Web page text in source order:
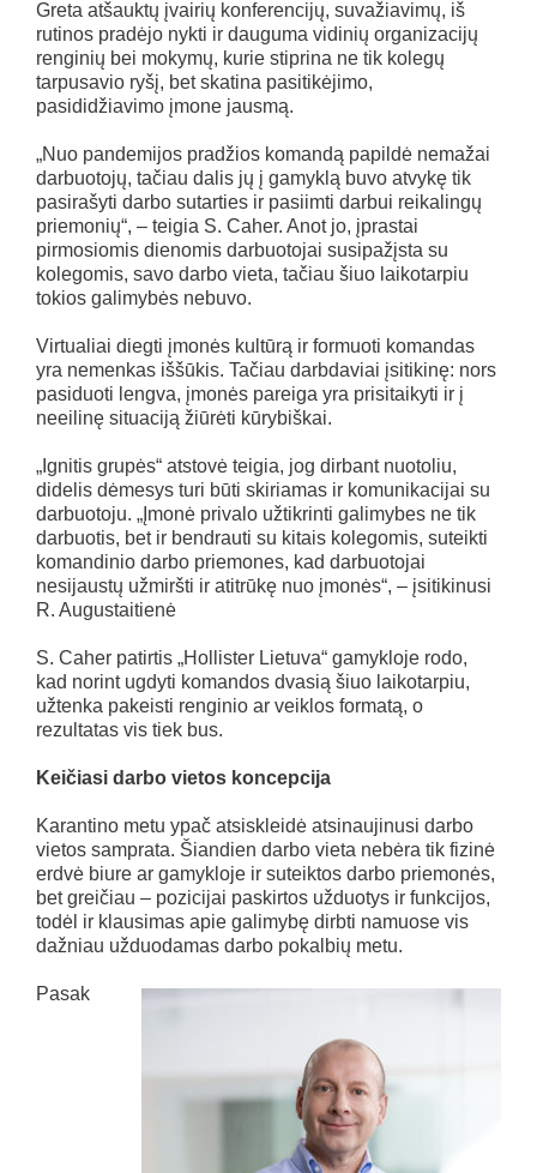
Greta atšauktų įvairių konferencijų, suvažiavimų, iš
rutinos pradėjo nykti ir dauguma vidinių organizacijų
renginių bei mokymų, kurie stiprina ne tik kolegų
tarpusavio ryšį, bet skatina pasitikėjimo,
pasididžiavimo įmone jausmą.
„Nuo pandemijos pradžios komandą papildė nemažai
darbuotojų, tačiau dalis jų į gamyklą buvo atvykę tik
pasirašyti darbo sutarties ir pasiimti darbui reikalingų
priemonių“, – teigia S. Caher. Anot jo, įprastai
pirmosiomis dienomis darbuotojai susipažįsta su
kolegomis, savo darbo vieta, tačiau šiuo laikotarpiu
tokios galimybės nebuvo.
Virtualiai diegti įmonės kultūrą ir formuoti komandas
yra nemenkas iššūkis. Tačiau darbdaviai įsitikinę: nors
pasiduoti lengva, įmonės pareiga yra prisitaikyti ir į
neeilinę situaciją žiūrėti kūrybiškai.
„Ignitis grupės“ atstovė teigia, jog dirbant nuotoliu,
didelis dėmesys turi būti skiriamas ir komunikacijai su
darbuotoju. „Įmonė privalo užtikrinti galimybes ne tik
darbuotis, bet ir bendrauti su kitais kolegomis, suteikti
komandinio darbo priemones, kad darbuotojai
nesijaustų užmiršti ir atitrūkę nuo įmonės“, – įsitikinusi
R. Augustaitienė
S. Caher patirtis „Hollister Lietuva“ gamykloje rodo,
kad norint ugdyti komandos dvasią šiuo laikotarpiu,
užtenka pakeisti renginio ar veiklos formatą, o
rezultatas vis tiek bus.
Keičiasi darbo vietos koncepcija
Karantino metu ypač atsiskleidė atsinaujinusi darbo
vietos samprata. Šiandien darbo vieta nebėra tik fizinė
erdvė biure ar gamykloje ir suteiktos darbo priemonės,
bet greičiau – pozicijai paskirtos užduotys ir funkcijos,
todėl ir klausimas apie galimybę dirbti namuose vis
dažniau užduodamas darbo pokalbių metu.
Pasak